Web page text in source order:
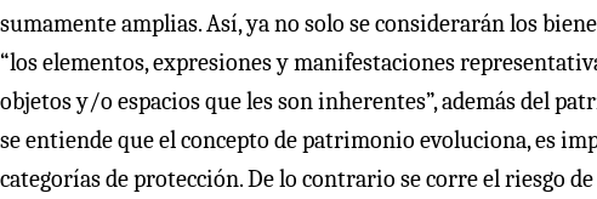
sumamente amplias. Así, ya no solo se considerarán los
“los elementos, expresiones y manifestaciones
objetos y/o espacios que les son inherentes”, además del
se entiende que el concepto de patrimonio evoluciona, es
categorías de protección. De lo contrario se corre el riesgo